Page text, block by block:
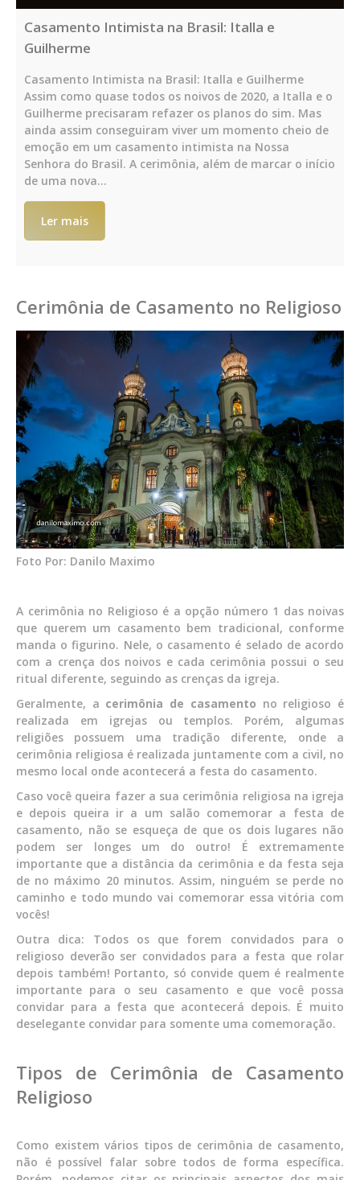
Casamento Intimista na Brasil: Italla e
Guilherme
Casamento Intimista na Brasil: Italla e Guilherme
Assim como quase todos os noivos de 2020, a Italla e o
Guilherme precisaram refazer os planos do sim. Mas
ainda assim conseguiram viver um momento cheio de
emoção em um casamento intimista na Nossa
Senhora do Brasil. A cerimônia, além de marcar o início
de uma nova…
Ler mais
Cerimônia de Casamento no Religioso
Foto Por: Danilo Maximo
A cerimônia no Religioso é a opção número 1 das noivas
que querem um casamento bem tradicional, conforme
manda o figurino. Nele, o casamento é selado de acordo
com a crença dos noivos e cada cerimônia possui o seu
ritual diferente, seguindo as crenças da igreja.
Geralmente, a cerimônia de casamento no religioso é
realizada em igrejas ou templos. Porém, algumas
religiões possuem uma tradição diferente, onde a
cerimônia religiosa é realizada juntamente com a civil, no
mesmo local onde acontecerá a festa do casamento.
Caso você queira fazer a sua cerimônia religiosa na igreja
e depois queira ir a um salão comemorar a festa de
casamento, não se esqueça de que os dois lugares não
podem ser longes um do outro! É extremamente
importante que a distância da cerimônia e da festa seja
de no máximo 20 minutos. Assim, ninguém se perde no
caminho e todo mundo vai comemorar essa vitória com
vocês!
Outra dica: Todos os que forem convidados para o
religioso deverão ser convidados para a festa que rolar
depois também! Portanto, só convide quem é realmente
importante para o seu casamento e que você possa
convidar para a festa que acontecerá depois. É muito
deselegante convidar para somente uma comemoração.
Tipos de Cerimônia de Casamento
Religioso
Como existem vários tipos de cerimônia de casamento,
não é possível falar sobre todos de forma específica.